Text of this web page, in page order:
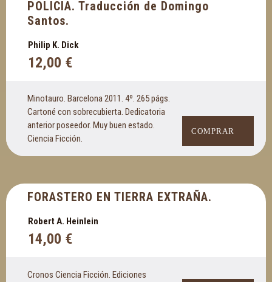
POLICIA. Traducción de Domingo
Santos.
Philip K. Dick
12,00 €
Minotauro. Barcelona 2011. 4º. 265 págs.
Cartoné con sobrecubierta. Dedicatoria
anterior poseedor. Muy buen estado.
Ciencia Ficción.
COMPRAR
FORASTERO EN TIERRA EXTRAÑA.
Robert A. Heinlein
14,00 €
Cronos Ciencia Ficción. Ediciones